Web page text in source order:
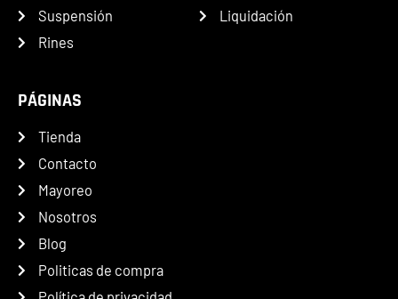
Suspensión
Rines
Liquidación
PÁGINAS
Tienda
Contacto
Mayoreo
Nosotros
Blog
Politicas de compra